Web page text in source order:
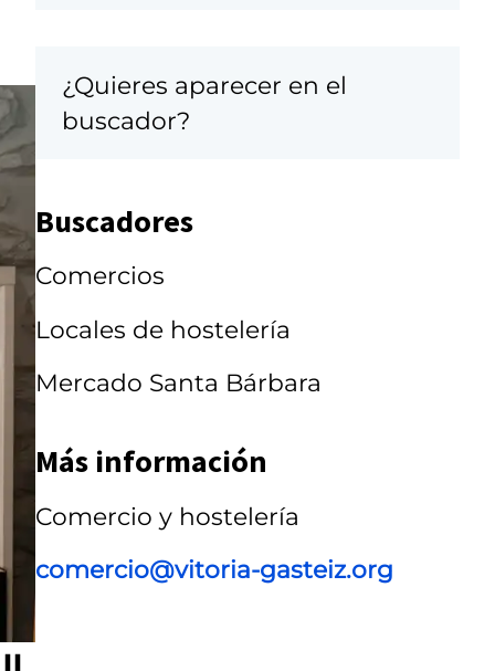
C
a
r
r
u
s
e
l
¿Quieres aparecer en el
buscador?
Buscadores
Comercios
Locales de hostelería
Mercado Santa Bárbara
Más información
Comercio y hostelería
comercio@vitoria-gasteiz.org